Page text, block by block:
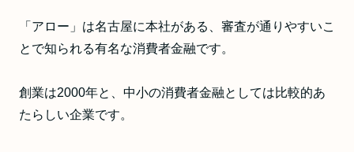
「アロー」は名古屋に本社がある、審査が通りやすいこ
とで知られる有名な消費者金融です。
創業は2000年と、中小の消費者金融としては比較的あ
たらしい企業です。